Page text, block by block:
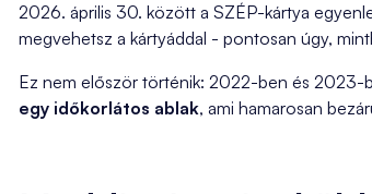
2026. április 30. között a SZÉP-kártya
megvehetsz a kártyáddal - pontosan úgy,
Ez nem először történik: 2022-ben és 2023-
egy időkorlátos ablak, ami hamarosan